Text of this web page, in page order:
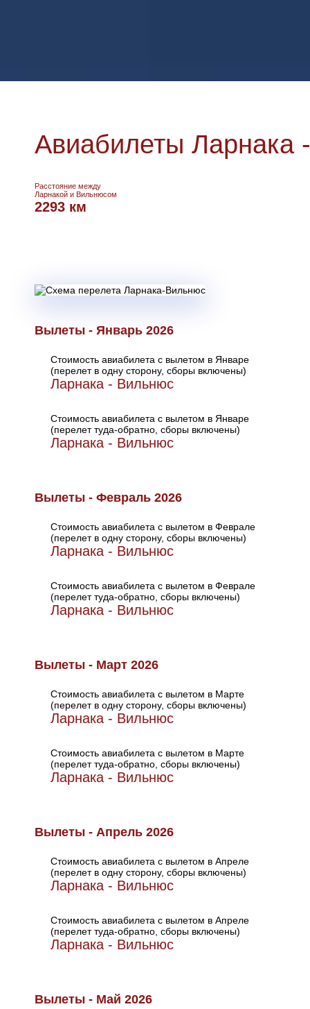
Авиабилеты Ларнака
Расстояние между
Ларнакой и Вильнюсом
2293 км
Вылеты - Январь 2026
Стоимость авиабилета с вылетом в Январе
(перелет в одну сторону, сборы включены)
Ларнака - Вильнюс
Стоимость авиабилета с вылетом в Январе
(перелет туда-обратно, сборы включены)
Ларнака - Вильнюс
Вылеты - Февраль 2026
Стоимость авиабилета с вылетом в Феврале
(перелет в одну сторону, сборы включены)
Ларнака - Вильнюс
Стоимость авиабилета с вылетом в Феврале
(перелет туда-обратно, сборы включены)
Ларнака - Вильнюс
Вылеты - Март 2026
Стоимость авиабилета с вылетом в Марте
(перелет в одну сторону, сборы включены)
Ларнака - Вильнюс
Стоимость авиабилета с вылетом в Марте
(перелет туда-обратно, сборы включены)
Ларнака - Вильнюс
Вылеты - Апрель 2026
Стоимость авиабилета с вылетом в Апреле
(перелет в одну сторону, сборы включены)
Ларнака - Вильнюс
Стоимость авиабилета с вылетом в Апреле
(перелет туда-обратно, сборы включены)
Ларнака - Вильнюс
Вылеты - Май 2026